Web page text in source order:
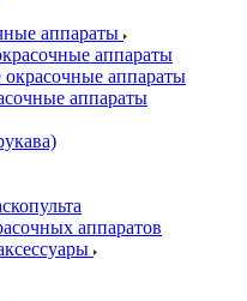
аппараты
аппараты
аппараты
аппараты
аппаратов